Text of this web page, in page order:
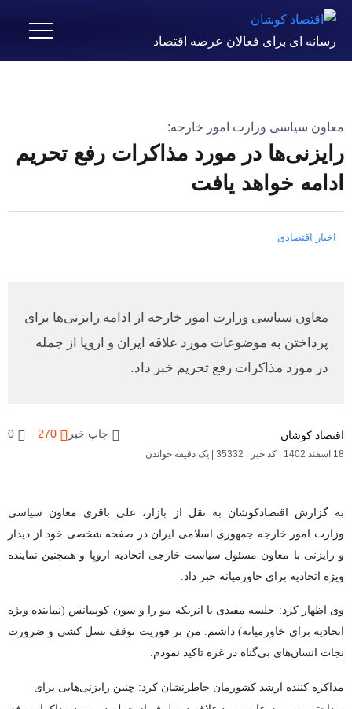
رسانه ای برای فعالان عرصه اقتصاد
معاون سیاسی وزارت امور خارجه:
رایزنی‌ها در مورد مذاکرات رفع تحریم
ادامه خواهد یافت
اخبار اقتصادی
معاون سیاسی وزارت امور خارجه از ادامه رایزنی‌ها برای
پرداختن به موضوعات مورد علاقه ایران و اروپا از جمله
در مورد مذاکرات رفع تحریم خبر داد.
اقتصاد کوشان
18 اسفند 1402 | کد خبر : 35332 | یک دقیقه خواندن
چاپ خبر 270
0
به گزارش اقتصادکوشان به نقل از بازار، علی باقری معاون سیاسی
وزارت امور خارجه جمهوری اسلامی ایران در صفحه شخصی خود از دیدار
و رایزنی با معاون مسئول سیاست خارجی اتحادیه اروپا و همچنین نماینده
ویژه اتحادیه برای خاورمیانه خبر داد.
وی اظهار کرد: جلسه مفیدی با انریکه مو را و سون کوپمانس (نماینده ویژه
اتحادیه برای خاورمیانه) داشتم. من بر فوریت توقف نسل کشی و ضرورت
نجات انسان‌های بی‌گناه در غزه تاکید نمودم.
مذاکره کننده ارشد کشورمان خاطرنشان کرد: چنین رایزنی‌هایی برای